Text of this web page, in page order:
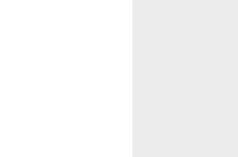
มั่นคงและความ